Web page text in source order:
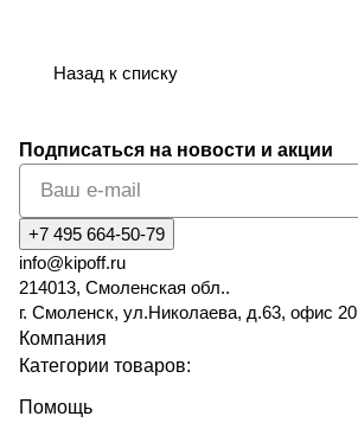
Назад к списку
Подписаться на новости и акции
+7 495 664-50-79
info@kipoff.ru
214013, Смоленская обл..
г. Смоленск, ул.Николаева, д.63, офис 20
Компания
Категории товаров:
Помощь